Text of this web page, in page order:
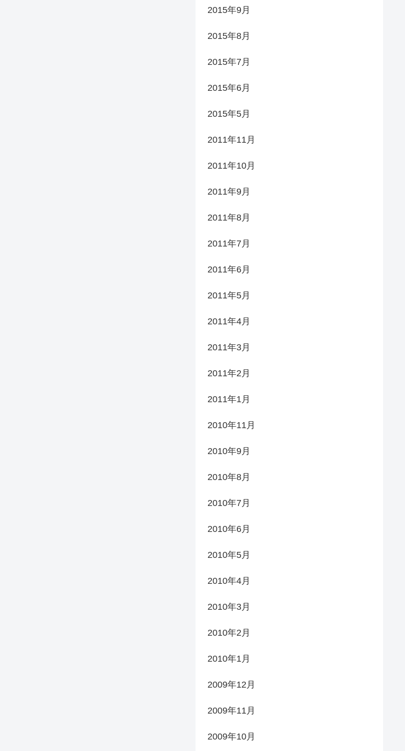
2015年9月
2015年8月
2015年7月
2015年6月
2015年5月
2011年11月
2011年10月
2011年9月
2011年8月
2011年7月
2011年6月
2011年5月
2011年4月
2011年3月
2011年2月
2011年1月
2010年11月
2010年9月
2010年8月
2010年7月
2010年6月
2010年5月
2010年4月
2010年3月
2010年2月
2010年1月
2009年12月
2009年11月
2009年10月